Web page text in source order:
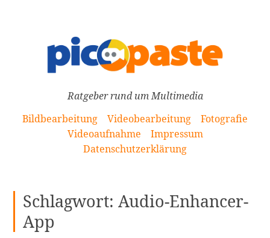
Ratgeber rund um Multimedia
Bildbearbeitung
Videobearbeitung
Fotografie
Videoaufnahme
Impressum
Datenschutzerklärung
Schlagwort:Audio-Enhancer-
App